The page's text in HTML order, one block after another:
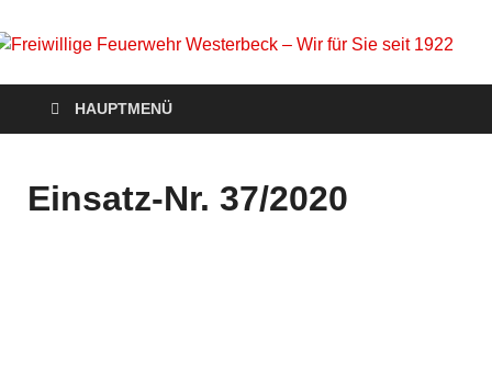
Freiwillige Feuerwehr
Westerbeck – Wir für
Sie seit 1922
Homepage der Freiwilligen Feuerwehr Westerbeck: Aktuelles,
Veranstaltungen, Einsätze, Unsere Wehr, Jugendfeuerwehr,
Mach mit!
HAUPTMENÜ
Einsatz-Nr. 37/2020